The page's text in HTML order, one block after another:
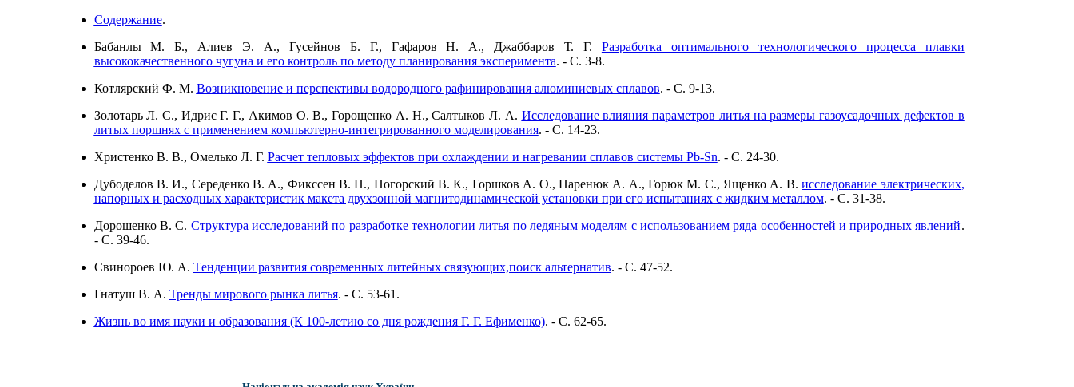
Содержание.
Бабанлы М. Б., Алиев Э. А., Гусейнов Б. Г., Гафаров Н. А., Джаббаров Т. Г. Разработка оптимального технологического процесса плавки
высококачественного чугуна и его контроль по методу планирования эксперимента. - C. 3-8.
Котлярский Ф. М. Возникновение и перспективы водородного рафинирования алюминиевых сплавов. - C. 9-13.
Золотарь Л. С., Идрис Г. Г., Акимов О. В., Горощенко А. Н., Салтыков Л. А. Исследование влияния параметров литья на размеры газоусадочных дефектов в
литых поршнях с применением компьютерно-интегрированного моделирования. - C. 14-23.
Христенко В. В., Омелько Л. Г. Расчет тепловых эффектов при охлаждении и нагревании сплавов системы Pb-Sn. - C. 24-30.
Дубоделов В. И., Середенко В. А., Фикссен В. Н., Погорский В. К., Горшков А. О., Паренюк А. А., Горюк М. С., Ященко А. В.исследование электрических,
напорных и расходных характеристик макета двухзонной магнитодинамической установки при его испытаниях с жидким металлом. - C. 31-38.
Дорошенко В. С. Структура исследований по разработке технологии литья по ледяным моделям с использованием ряда особенностей и природных явлений.
- C. 39-46.
Свинороев Ю. А. Tенденции развития современных литейных связующих,поиск альтернатив. - C. 47-52.
Гнатуш В. А. Тренды мирового рынка литья. - C. 53-61.
Жизнь во имя науки и образования (К 100-летию со дня рождения Г. Г. Ефименко). - C. 62-65.